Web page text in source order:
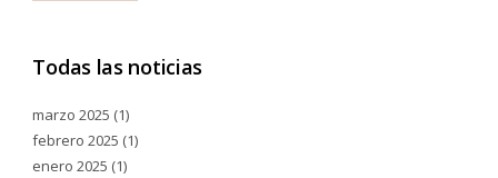
Todas las noticias
marzo 2025 (1)
febrero 2025 (1)
enero 2025 (1)